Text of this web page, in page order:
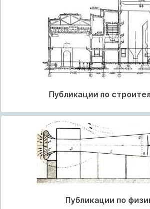
Публикации по
Публикации по